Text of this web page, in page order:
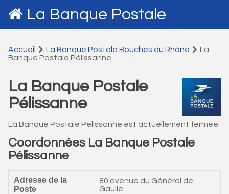
La Banque Postale
Accueil La Banque Postale Bouches du Rhône
La
Banque Postale Pélissanne
La Banque Postale
Pélissanne
La Banque Postale Pélissanne est actuellement fermée.
Coordonnées La Banque Postale
Pélissanne
Adresse de la
Poste
80 avenue du Général de
Gaulle